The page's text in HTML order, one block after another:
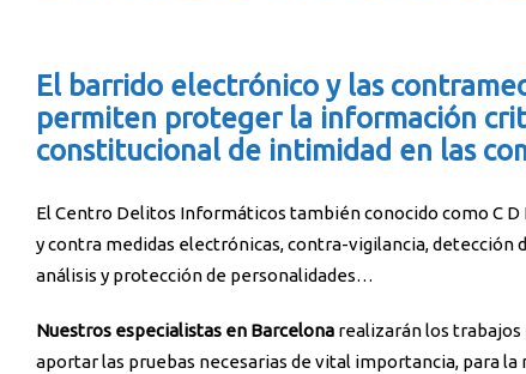
El barrido electrónico y las
permiten proteger la información
constitucional de intimidad en las
El Centro Delitos Informáticos también conocido como C D
y contra medidas electrónicas, contra-vigilancia,
análisis y protección de personalidades…
Nuestros especialistas en Barcelona realizarán los
aportar las pruebas necesarias de vital importancia, para